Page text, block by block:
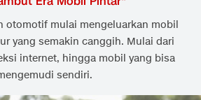
otomotif mulai mengeluarkan mobil
yang semakin canggih. Mulai dari
internet, hingga mobil yang bisa
sendiri.